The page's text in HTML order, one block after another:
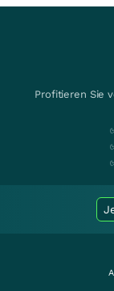
Profitieren Sie